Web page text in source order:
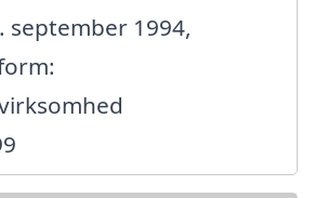
september 1994,